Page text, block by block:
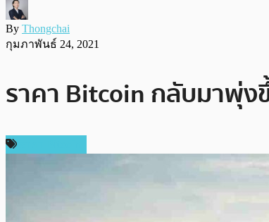
By Thongchai
กุมภาพันธ์ 24, 2021
ราคา Bitcoin กลับมาพุ่ง